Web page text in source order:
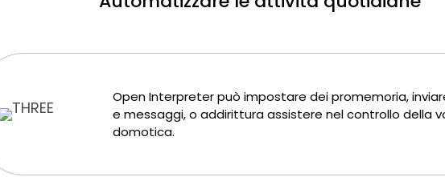
Open Interpreter può impostare dei promemoria,
e messaggi, o addirittura assistere nel controllo della
domotica.